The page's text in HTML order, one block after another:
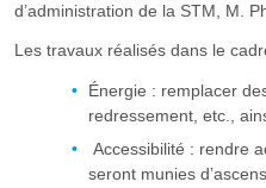
d’administration de la STM, M.
Les travaux réalisés dans le
Énergie : remplacer
redressement, etc.,
Accessibilité : rendre
seront munies